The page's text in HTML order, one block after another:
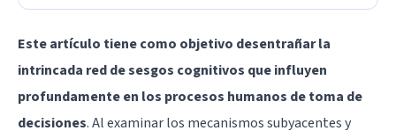
Este artículo tiene como objetivo desentrañar la
intrincada red de sesgos cognitivos que influyen
profundamente en los procesos humanos de toma de
decisiones. Al examinar los mecanismos subyacentes y